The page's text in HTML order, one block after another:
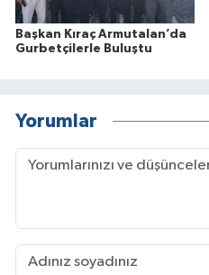
Başkan Kıraç Armutalan’da
Gurbetçilerle Buluştu
Yorumlar